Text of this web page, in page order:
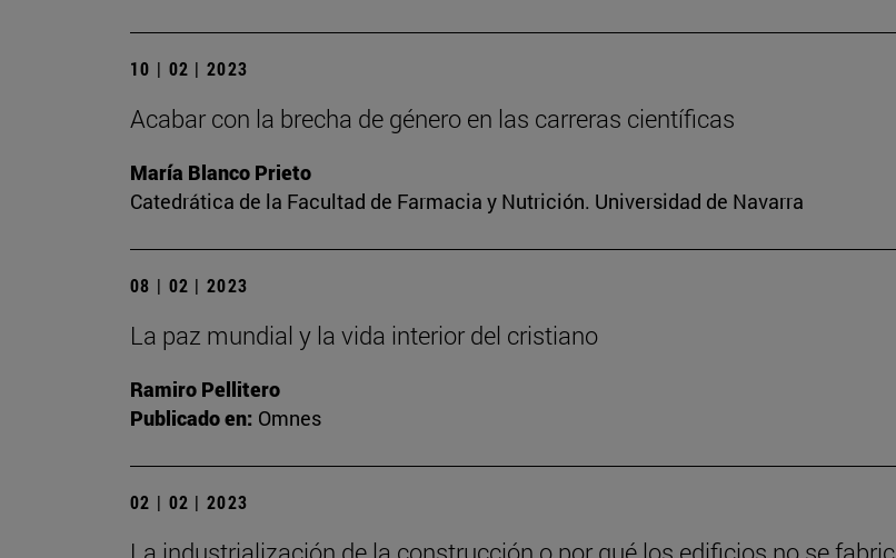
10 | 02 | 2023
Acabar con la brecha de género en las carreras científicas
María Blanco Prieto
Catedrática de la Facultad de Farmacia y Nutrición. Universidad de Navarra
08 | 02 | 2023
La paz mundial y la vida interior del cristiano
Ramiro Pellitero
Publicado en: Omnes
02 | 02 | 2023